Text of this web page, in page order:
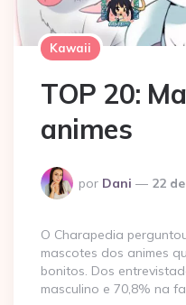
Kawaii
TOP 20:
animes
Postado
por
por Dani 22
O Charapedia
mascotes dos animes
bonitos. Dos
masculino e 70,8% na